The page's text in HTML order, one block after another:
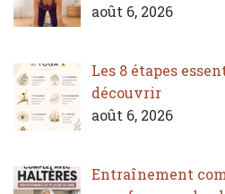
août 6, 2026
Les 8 étapes
découvrir
août 6, 2026
Entraînement